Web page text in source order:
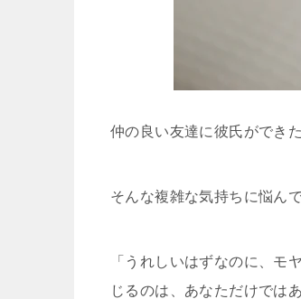
仲の良い友達に彼氏ができ
そんな複雑な気持ちに悩ん
「うれしいはずなのに、
じるのは、あなただけでは